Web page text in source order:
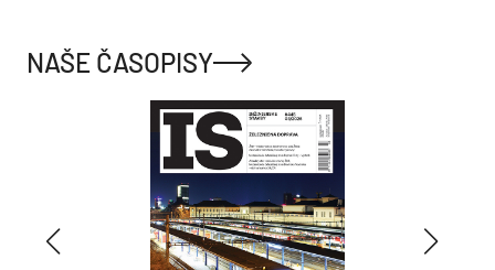
NAŠE ČASOPISY